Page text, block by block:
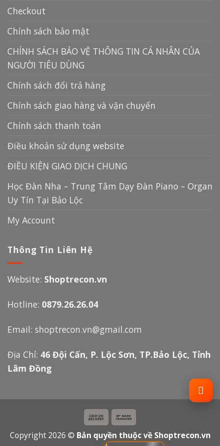
Checkout
Chính sách bảo mật
CHÍNH SÁCH BẢO VỆ THÔNG TIN CÁ NHÂN CỦA
NGƯỜI TIÊU DÙNG
Chính sách đổi trả hàng
Chính sách giao hàng và vận chuyển
Chính sách thanh toán
Điều khoản sử dụng website
ĐIỀU KIỆN GIAO DỊCH CHUNG
Học Đàn Nha – Trung Tâm Dạy Đàn Piano – Organ
Uy Tín Tại Bảo Lộc
My Account
Thông Tin Liên Hệ
Website: Shoptrecon.vn
Hotline: 0879.26.26.04
Email: shoptrecon.vn@gmail.com
Địa Chỉ: 46 Đội Cấn, P. Lộc Sơn, TP.Bảo Lộc, Tỉnh
Lâm Đồng
Copyright 2026 © Bản quyền thuộc về Shoptrecon.vn